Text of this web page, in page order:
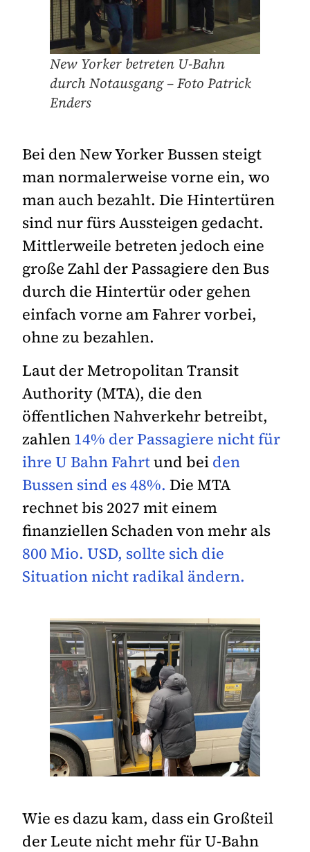
New Yorker betreten U-Bahn
durch Notausgang – Foto Patrick
Enders
Bei den New Yorker Bussen steigt
man normalerweise vorne ein, wo
man auch bezahlt. Die Hintertüren
sind nur fürs Aussteigen gedacht.
Mittlerweile betreten jedoch eine
große Zahl der Passagiere den Bus
durch die Hintertür oder gehen
einfach vorne am Fahrer vorbei,
ohne zu bezahlen.
Laut der Metropolitan Transit
Authority (MTA), die den
öffentlichen Nahverkehr betreibt,
zahlen 14% der Passagiere nicht für
ihre U Bahn Fahrtund bei den
Bussen sind es 48%. Die MTA
rechnet bis 2027 mit einem
finanziellen Schaden von mehr als
800 Mio. USD, sollte sich die
Situation nicht radikal ändern.
Wie es dazu kam, dass ein Großteil
der Leute nicht mehr für U-Bahn